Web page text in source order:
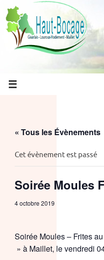
Passer
au
contenu
« Tous les Évènements
Cet évènement est passé
Soirée Moules
4 octobre 2019
Soirée Moules – Frites
» à Maillet, le vendredi